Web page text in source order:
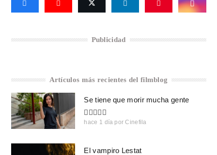
Publicidad
Artículos más recientes del filmblog
Se tiene que morir mucha gente
hace 1 día por Cinefila
El vampiro Lestat